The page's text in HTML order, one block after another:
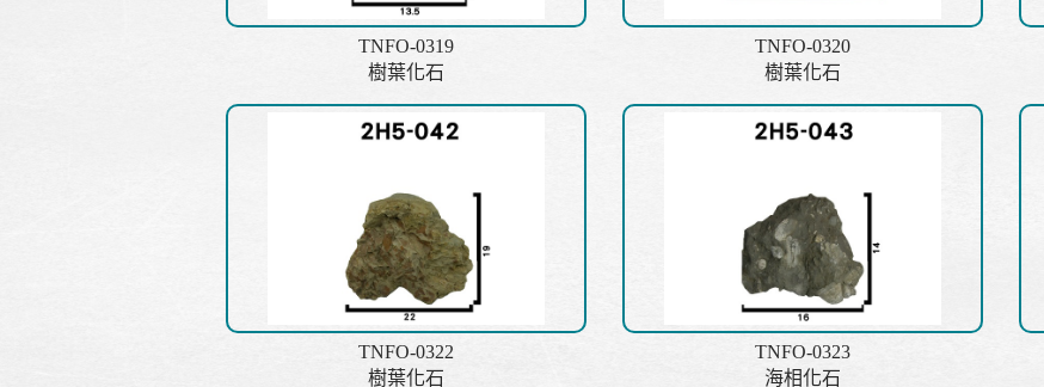
TNFO-0319
樹葉化石
TNFO-0320
樹葉化石
TNFO-0322
樹葉化石
TNFO-0323
海相化石